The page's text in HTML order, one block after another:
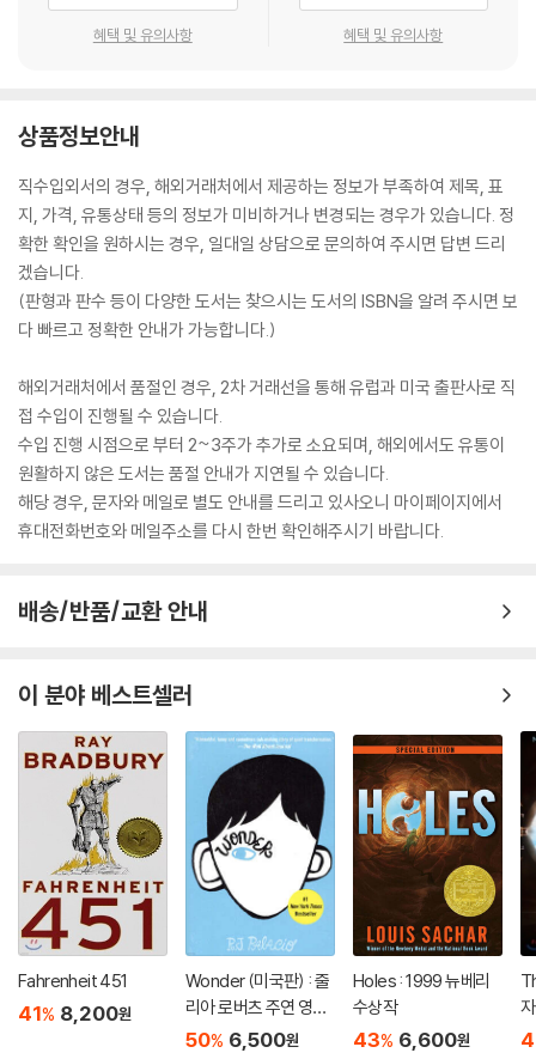
혜택 및 유의사항 혜택 및 유의사항
상품정보안내
직수입외서의 경우, 해외거래처에서 제공하는 정보가 부족하여 제목, 표
지, 가격, 유통상태 등의 정보가 미비하거나 변경되는 경우가 있습니다. 정
확한 확인을 원하시는 경우, 일대일 상담으로 문의하여 주시면 답변 드리
겠습니다.
(판형과 판수 등이 다양한 도서는 찾으시는 도서의 ISBN을 알려 주시면 보
다 빠르고 정확한 안내가 가능합니다.)
해외거래처에서 품절인 경우, 2차 거래선을 통해 유럽과 미국 출판사로 직
접 수입이 진행될 수 있습니다.
수입 진행 시점으로 부터 2~3주가 추가로 소요되며, 해외에서도 유통이
원활하지 않은 도서는 품절 안내가 지연될 수 있습니다.
해당 경우, 문자와 메일로 별도 안내를 드리고 있사오니 마이페이지에서
휴대전화번호와 메일주소를 다시 한번 확인해주시기 바랍니다.
배송/반품/교환 안내
이 분야 베스트셀러
Fahrenheit 451
41% 8,200원
Wonder (미국판) : 줄
리아 로버츠 주연 영화
'원더' 원작 소설
50% 6,500원
Holes : 1999 뉴베리
수상작
43% 6,600원
자